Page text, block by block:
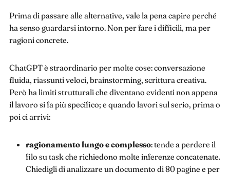
Prima di passare alle alternative, vale la pena capire perché
ha senso guardarsi intorno. Non per fare i difficili, ma per
ragioni concrete.
ChatGPT è straordinario per molte cose: conversazione
fluida, riassunti veloci, brainstorming, scrittura creativa.
Però ha limiti strutturali che diventano evidenti non appena
il lavoro si fa più specifico; e quando lavori sul serio, prima o
poi ci arrivi:
ragionamento lungo e complesso: tende a perdere il
filo su task che richiedono molte inferenze concatenate.
Chiedigli di analizzare un documento di 80 pagine e per